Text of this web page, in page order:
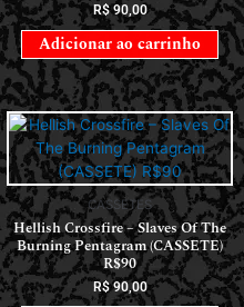
R$90,00
Adicionar ao carrinho
CASSETES
Hellish Crossfire – Slaves Of The
Burning Pentagram (CASSETE)
R$90
R$90,00